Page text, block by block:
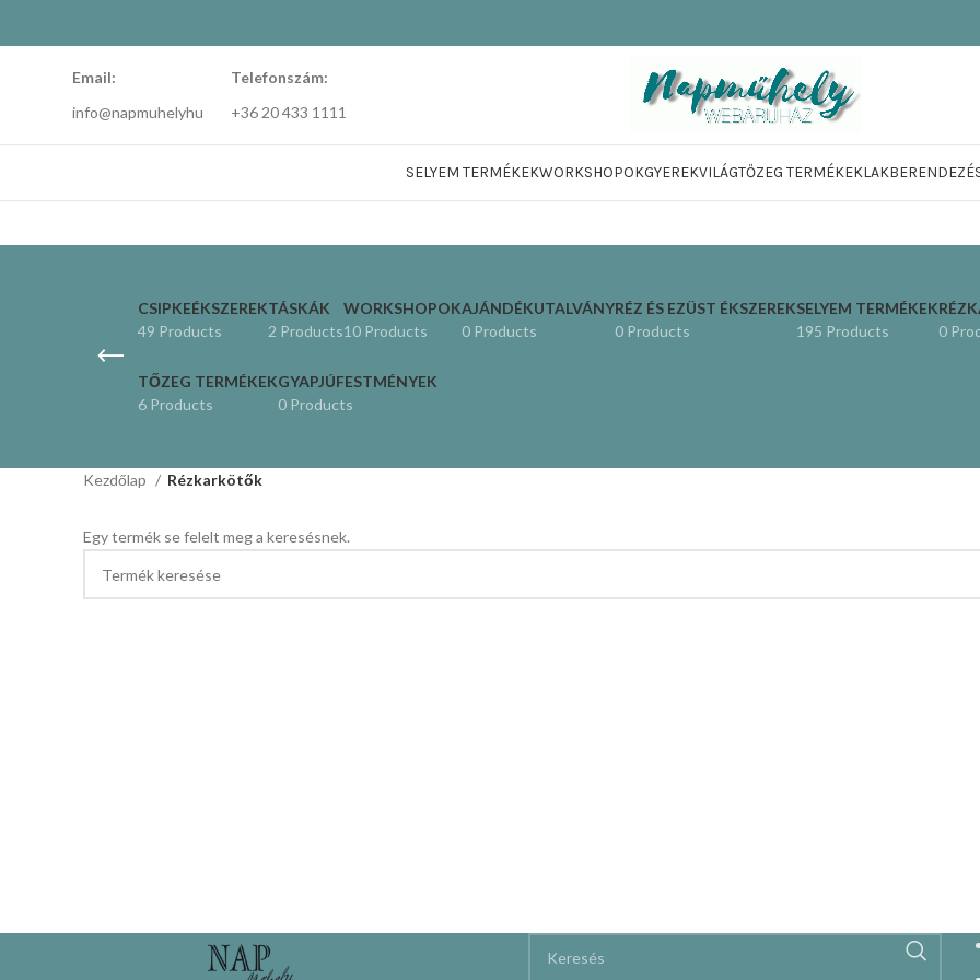
Email:
info@napmuhelyhu
Telefonszám:
+36 20 433 1111
SELYEM TERMÉKEKWORKSHOPOKGYEREKVILÁGTŐZEG TERMÉKEK
CSIPKEÉKSZEREK
49 Products
TÁSKÁK
2 Products
WORKSHOPOK
10 Products
AJÁNDÉKUTALVÁNY
0 Products
RÉZ ÉS EZÜST ÉKSZEREK
0 Products
SELYEM TERMÉKEK
195 Products
0
TŐZEG TERMÉKEK
6 Products
GYAPJÚFESTMÉNYEK
0 Products
Kezdőlap Rézkarkötők
Egy termék se felelt meg a keresésnek.